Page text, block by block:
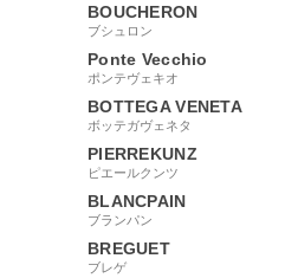
BOUCHERON
ブシュロン
Ponte Vecchio
ポンテヴェキオ
BOTTEGA VENETA
ボッテガヴェネタ
PIERREKUNZ
ピエールクンツ
BLANCPAIN
ブランパン
BREGUET
ブレゲ